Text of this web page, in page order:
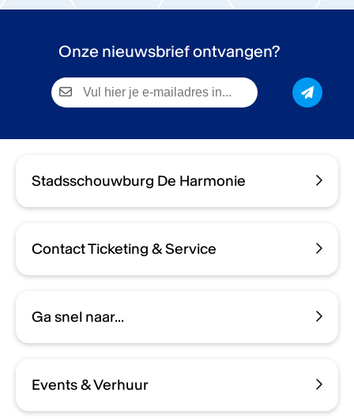
Onze nieuwsbrief ontvangen?
Stadsschouwburg De Harmonie
Contact Ticketing & Service
Ga snel naar...
Events & Verhuur